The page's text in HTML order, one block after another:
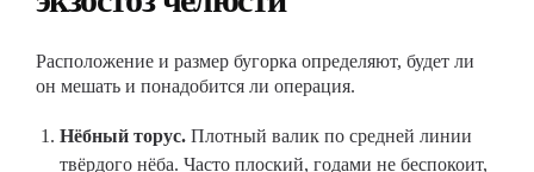
Расположение и размер бугорка определяют, будет ли
он мешать и понадобится ли операция.
Нёбный торус. Плотный валик по средней линии
твёрдого нёба. Часто плоский, годами не беспокоит,